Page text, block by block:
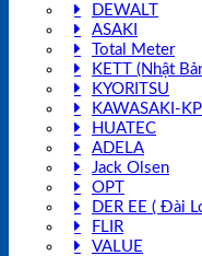
DEWALT
ASAKI
Total Meter
KETT (Nhật
KYORITSU
KAWASAKI-
HUATEC
ADELA
Jack Olsen
OPT
DER EE ( Đài
FLIR
VALUE